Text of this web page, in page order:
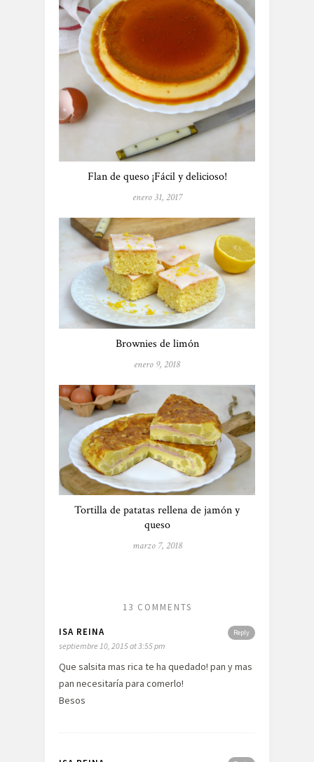
Flan de queso ¡Fácil y delicioso!
enero 31, 2017
Brownies de limón
enero 9, 2018
Tortilla de patatas rellena de jamón y
queso
marzo 7, 2018
13 COMMENTS
Reply
ISA REINA
septiembre 10, 2015 at 3:55 pm
Que salsita mas rica te ha quedado! pan y mas
pan necesitaría para comerlo!
Besos